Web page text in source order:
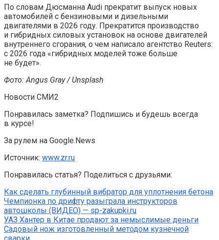
По словам Дюсманна Audi прекратит выпуск новых
автомобилей с бензиновыми и дизельными
двигателями в 2026 году. Прекратится производство
и гибридных силовых установок на основе двигателей
внутреннего сгорания, о чем написало агентство Reuters:
с 2026 года «гибридных моделей тоже больше
не будет».
Фото: Angus Gray / Unsplash
Новости СМИ2
Понравилась заметка? Подпишись и будешь всегда
в курсе!
За рулем на Google.News
Источник: www.zr.ru
Понравилась статья? Поделиться с друзьями:
Как сделать глубинный вибратор для уплотнения бетона
Чемпионка по дрифту разыграла инструкторов
автошколы (ВИДЕО) — sp-zakupki.ru
УАЗ Хантер в Китае продают за немыслимые деньги
Садовый нож изготовленный методом кузнечной